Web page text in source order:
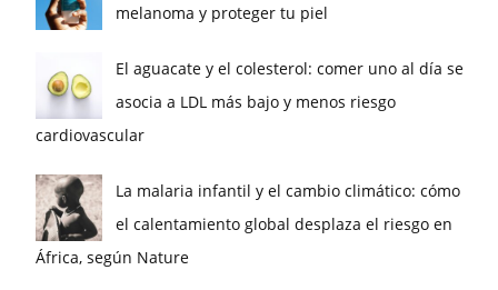
melanoma y proteger tu piel
El aguacate y el colesterol: comer uno al día se
asocia a LDL más bajo y menos riesgo
cardiovascular
La malaria infantil y el cambio climático: cómo
el calentamiento global desplaza el riesgo en
África, según Nature